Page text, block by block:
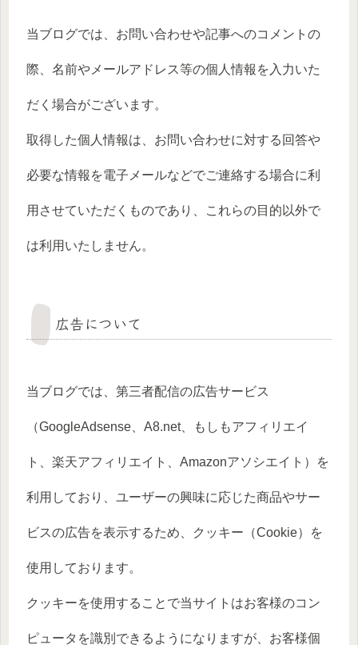
当ブログでは、お問い合わせや記事へのコメントの
際、名前やメールアドレス等の個人情報を入力いた
だく場合がございます。
取得した個人情報は、お問い合わせに対する回答や
必要な情報を電子メールなどでご連絡する場合に利
用させていただくものであり、これらの目的以外で
は利用いたしません。
広告について
当ブログでは、第三者配信の広告サービス
（GoogleAdsense、A8.net、もしもアフィリエイ
ト、楽天アフィリエイト、Amazonアソシエイト）を
利用しており、ユーザーの興味に応じた商品やサー
ビスの広告を表示するため、クッキー（Cookie）を
使用しております。
クッキーを使用することで当サイトはお客様のコン
ピュータを識別できるようになりますが、お客様個